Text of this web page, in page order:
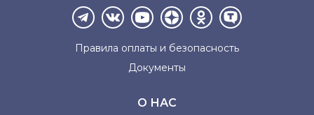
Правила оплаты и безопасность
Документы
О НАС